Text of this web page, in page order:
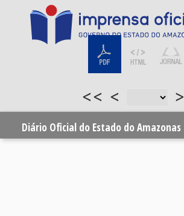
<< < >
Diário Oficial do Estado do Amazonas